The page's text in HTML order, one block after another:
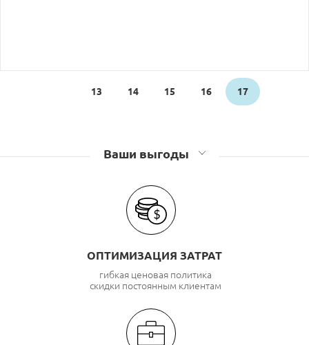
13 14 15 16 17
Ваши выгоды
ОПТИМИЗАЦИЯ ЗАТРАТ
гибкая ценовая политика
скидки постоянным клиентам